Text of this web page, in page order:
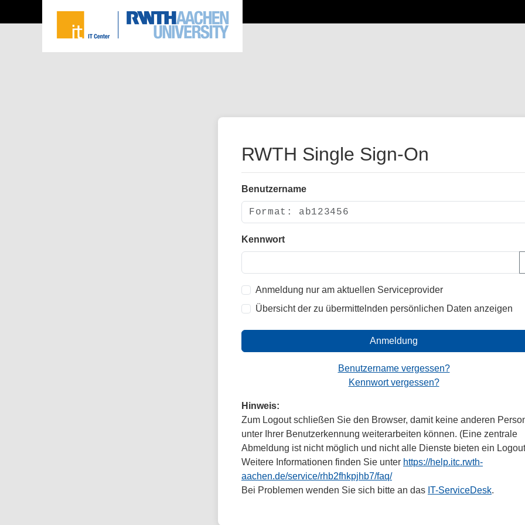
RWTH Single Sign-On
Benutzername
Kennwort
Anmeldung nur am aktuellen Serviceprovider
Übersicht der zu übermittelnden persönlichen Daten anzeigen
Anmeldung
Benutzername vergessen?
Kennwort vergessen?
Hinweis:
Zum Logout schließen Sie den Browser, damit keine anderen
unter Ihrer Benutzerkennung weiterarbeiten können. (Eine zentrale
Abmeldung ist nicht möglich und nicht alle Dienste bieten ein
Weitere Informationen finden Sie unter https://help.itc.rwth-
aachen.de/service/rhb2fhkpjhb7/faq/
Bei Problemen wenden Sie sich bitte an das IT-ServiceDesk.